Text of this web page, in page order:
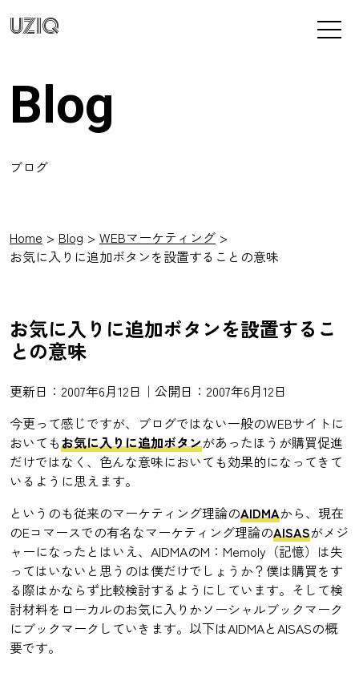
UZIQ
Blog
ブログ
Home Blog
WEBマーケティング
お気に入りに追加ボタンを設置することの意味
お気に入りに追加ボタンを設置するこ
との意味
更新日：2007年6月12日｜公開日：2007年6月12日
今更って感じですが、ブログではない一般のWEBサイトに
おいてもお気に入りに追加ボタンがあったほうが購買促進
だけではなく、色んな意味においても効果的になってきて
いるように思えます。
というのも従来のマーケティング理論のAIDMAから、現在
のEコマースでの有名なマーケティング理論のAISASがメジ
ャーになったとはいえ、AIDMAのM：Memoly（記憶）は失
ってはいないと思うのは僕だけでしょうか？僕は購買をす
る際はかならず比較検討するようにしています。そして検
討材料をローカルのお気に入りかソーシャルブックマーク
にブックマークしていきます。以下はAIDMAとAISASの概
要です。